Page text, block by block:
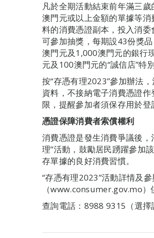
凡於全期活動結束前年滿三
澳門元或以上金額的單據等
料的消費憑證副本，投入消
可參加抽獎，每期設43份獎
澳門元及1,000澳門元的銀行
元及100澳門元的“誠信店”特
按“存憑有理2023”參加辦法
資料，不接納電子消費憑證
限，提醒參加者須保存用於登
憑證保障消費者索償權利
消費憑證是發生消費爭議後
理”活動，鼓勵居民踴躍參加
存單據的良好消費習慣。
“存憑有理2023”活動詳情及
（www.consumer.gov.mo）
查詢電話：8988 9315（選擇